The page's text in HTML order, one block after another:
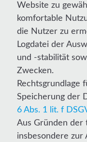
Website zu
komfortable
die Nutzer zu
Logdatei der
und -stabilität
Zwecken.
Rechtsgrundlage
Speicherung der
6 Abs. 1 lit. f
Aus Gründen der
insbesondere zur